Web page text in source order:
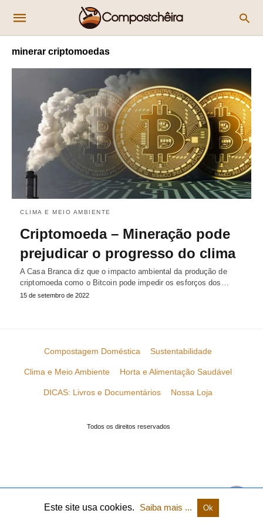
minerar criptomoedas
CLIMA E MEIO AMBIENTE
Criptomoeda – Mineração pode
prejudicar o progresso do clima
A Casa Branca diz que o impacto ambiental da produção de
criptomoeda como o Bitcoin pode impedir os esforços dos…
15 de setembro de 2022
Compostagem Doméstica Sustentabilidade
Clima e Meio Ambiente Horta e Alimentação Saudável
DICAS: Livros e Documentários Nossa Loja
Todos os direitos reservados
Este site usa cookies. Saiba mais ... Ok